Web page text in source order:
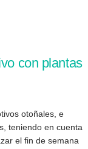
con plantas
otoñales, e
teniendo en cuenta
el fin de semana